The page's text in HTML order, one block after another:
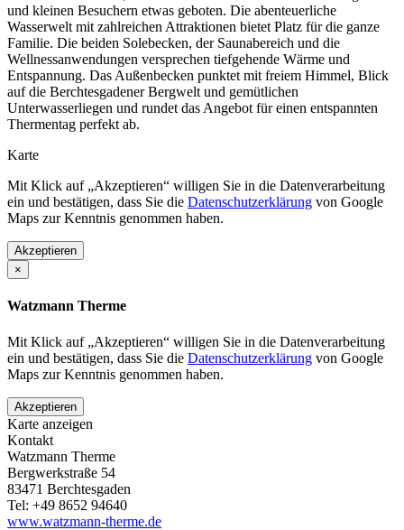
und kleinen Besuchern etwas geboten. Die abenteuerliche
Wasserwelt mit zahlreichen Attraktionen bietet Platz für die ganze
Familie. Die beiden Solebecken, der Saunabereich und die
Wellnessanwendungen versprechen tiefgehende Wärme und
Entspannung. Das Außenbecken punktet mit freiem Himmel, Blick
auf die Berchtesgadener Bergwelt und gemütlichen
Unterwasserliegen und rundet das Angebot für einen entspannten
Thermentag perfekt ab.
Karte
Mit Klick auf „Akzeptieren“ willigen Sie in die Datenverarbeitung
ein und bestätigen, dass Sie die Datenschutzerklärung von Google
Maps zur Kenntnis genommen haben.
Akzeptieren
×
Watzmann Therme
Mit Klick auf „Akzeptieren“ willigen Sie in die Datenverarbeitung
ein und bestätigen, dass Sie die Datenschutzerklärung von Google
Maps zur Kenntnis genommen haben.
Akzeptieren
Karte anzeigen
Kontakt
Watzmann Therme
Bergwerkstraße 54
83471 Berchtesgaden
Tel: +49 8652 94640
www.watzmann-therme.de